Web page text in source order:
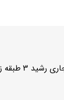
پلاک 12